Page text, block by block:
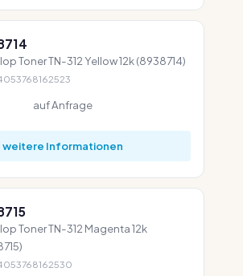
Toner TN-312 Yellow 12k (8938714)
auf Anfrage
weitere Informationen
Toner TN-312 Magenta 12k